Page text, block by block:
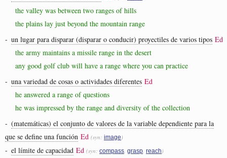
the valley was between two ranges of hills
the plains lay just beyond the mountain range
- un lugar para disparar (disparar o conducir) proyectiles de varios tipos Ed
the army maintains a missile range in the desert
any good golf club will have a range where you can practice
- una variedad de cosas o actividades diferentes Ed
he answered a range of questions
he was impressed by the range and diversity of the collection
- (matemáticas) el conjunto de valores de la variable dependiente para la
que se define una función Ed (syn: image )
- el límite de capacidad Ed (syn: compass grasp reach )